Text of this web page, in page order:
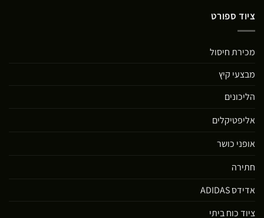
ציוד ספורט
מכירת חיסול
מבצעי קיץ
הליכונים
אליפטיקלים
אופני כושר
חתירה
אדידס ADIDAS
ציוד כוח ביתי